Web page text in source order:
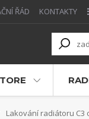
ŘÁD KONTAKTY
Lakování radiátoru C3